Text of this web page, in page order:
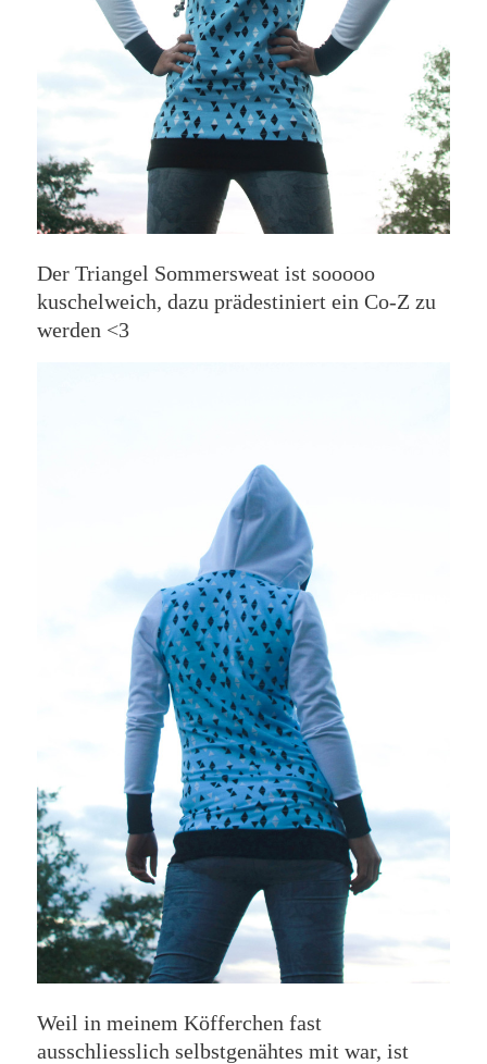
Der Triangel Sommersweat ist sooooo
kuschelweich, dazu prädestiniert ein Co-Z zu
werden <3
Weil in meinem Köfferchen fast
ausschliesslich selbstgenähtes mit war, ist